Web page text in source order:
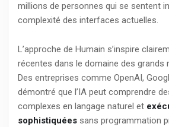
millions de personnes qui se sentent
complexité des interfaces actuelles.
L’approche de Humain s’inspire
récentes dans le domaine des grands
Des entreprises comme OpenAI,
démontré que l’IA peut comprendre
complexes en langage naturel et
sophistiquées sans programmation